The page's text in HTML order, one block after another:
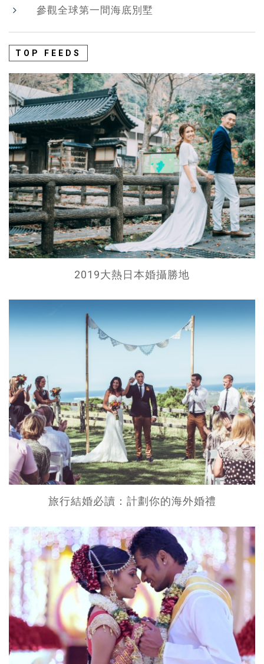
參觀全球第一間海底別墅
TOP FEEDS
2019大熱日本婚攝勝地
旅行結婚必讀：計劃你的海外婚禮